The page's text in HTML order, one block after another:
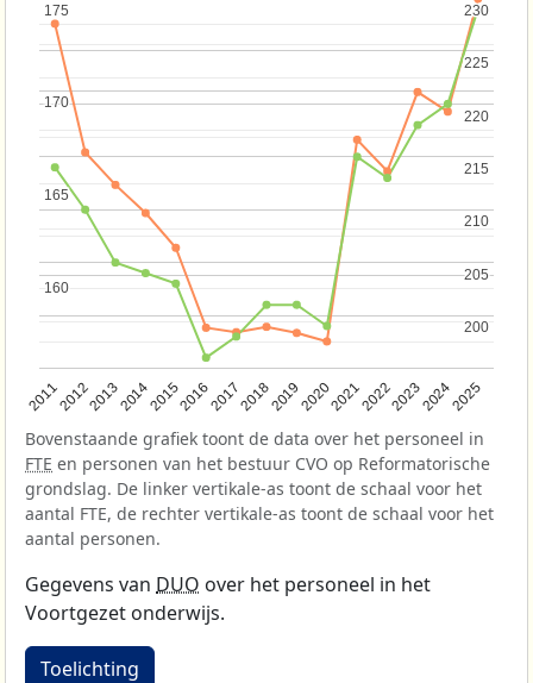
201120122013201420152016201720182019202020212022202320242025
160
160
165
165
170
170
175
175
200
200
205
205
210
210
215
215
220
220
225
225
230
230
Bovenstaande grafiek toont de data over het personeel in
FTE en personen van het bestuur CVO op Reformatorische
grondslag. De linker vertikale-as toont de schaal voor het
aantal FTE, de rechter vertikale-as toont de schaal voor het
aantal personen.
Gegevens van DUO over het personeel in het
Voortgezet onderwijs.
Toelichting